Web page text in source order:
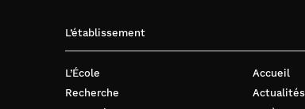
L’établissement
L’École
Recherche
Accueil
Actualités